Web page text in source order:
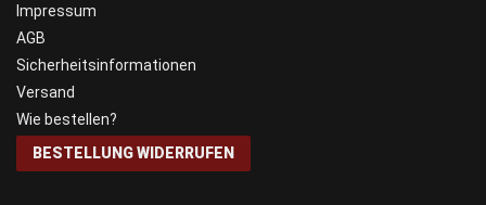
Impressum
AGB
Sicherheitsinformationen
Versand
Wie bestellen?
BESTELLUNG WIDERRUFEN